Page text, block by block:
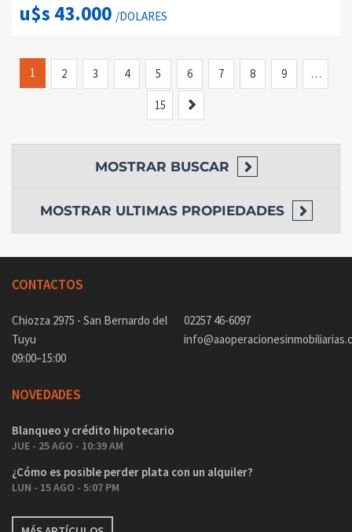
u$s 43.000 /DOLARES
1 2 3 4 5 6 7 8 9 …
15
MOSTRAR BUSCAR
MOSTRAR ULTIMAS PROPIEDADES
CONTACTOS
Chiozza 2975 - San Bernardo del
Tuyu
09:00–15:00
02257 46-6097
NOVEDADES
Blanqueo y crédito hipotecario
JUE - 25 AGO - 10:39 AM
¿Cómo es posible perder plata con un alquiler?
LUN - 15 AGO - 5:07 PM